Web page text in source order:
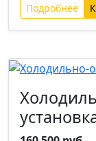
Подробнее